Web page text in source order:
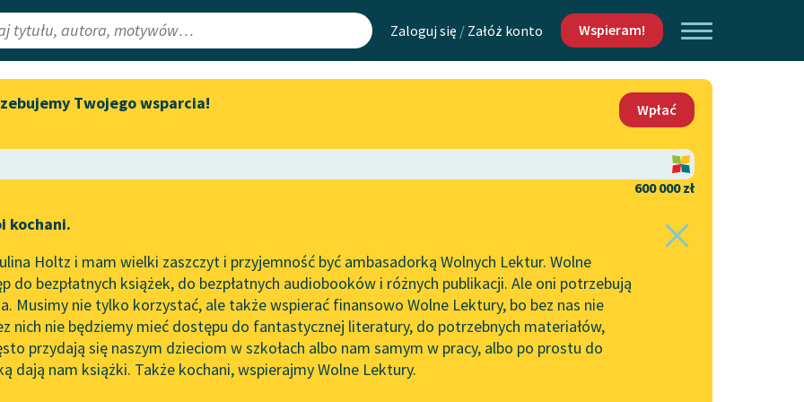
Zaloguj się / Załóż konto Wspieram!
Lektury
redakcyjne
Aktualności
Byliśmy częścią AI Impact Lab
Zapraszamy na spotkanie
w Oslo
Wolne Lektury na 32.
Pol’and’Rock Festivalu
„Kochanek Lady Chatterley”
do słuchania na Wolnych
Lekturach
Mapa Wolnych Lektur
Leśmianator
API
OAI-PMH
Widget Wolnych Lektur
Kontakt
O projekcie
Zasady wykorzystania
Wolnych Lektur
Logotypy
Materiały promocyjne
Twojego wsparcia!
Wpłać
600 000 zł
kochani.
Holtz i mam wielki zaszczyt i przyjemność być ambasadorką Wolnych Lektur. Wolne
do bezpłatnych książek, do bezpłatnych audiobooków i różnych publikacji. Ale oni potrzebują
Musimy nie tylko korzystać, ale także wspierać finansowo Wolne Lektury, bo bez nas nie
nich nie będziemy mieć dostępu do fantastycznej literatury, do potrzebnych materiałów,
przydają się naszym dzieciom w szkołach albo nam samym w pracy, albo po prostu do
dają nam książki. Także kochani, wspierajmy Wolne Lektury.
Do przyjaciół